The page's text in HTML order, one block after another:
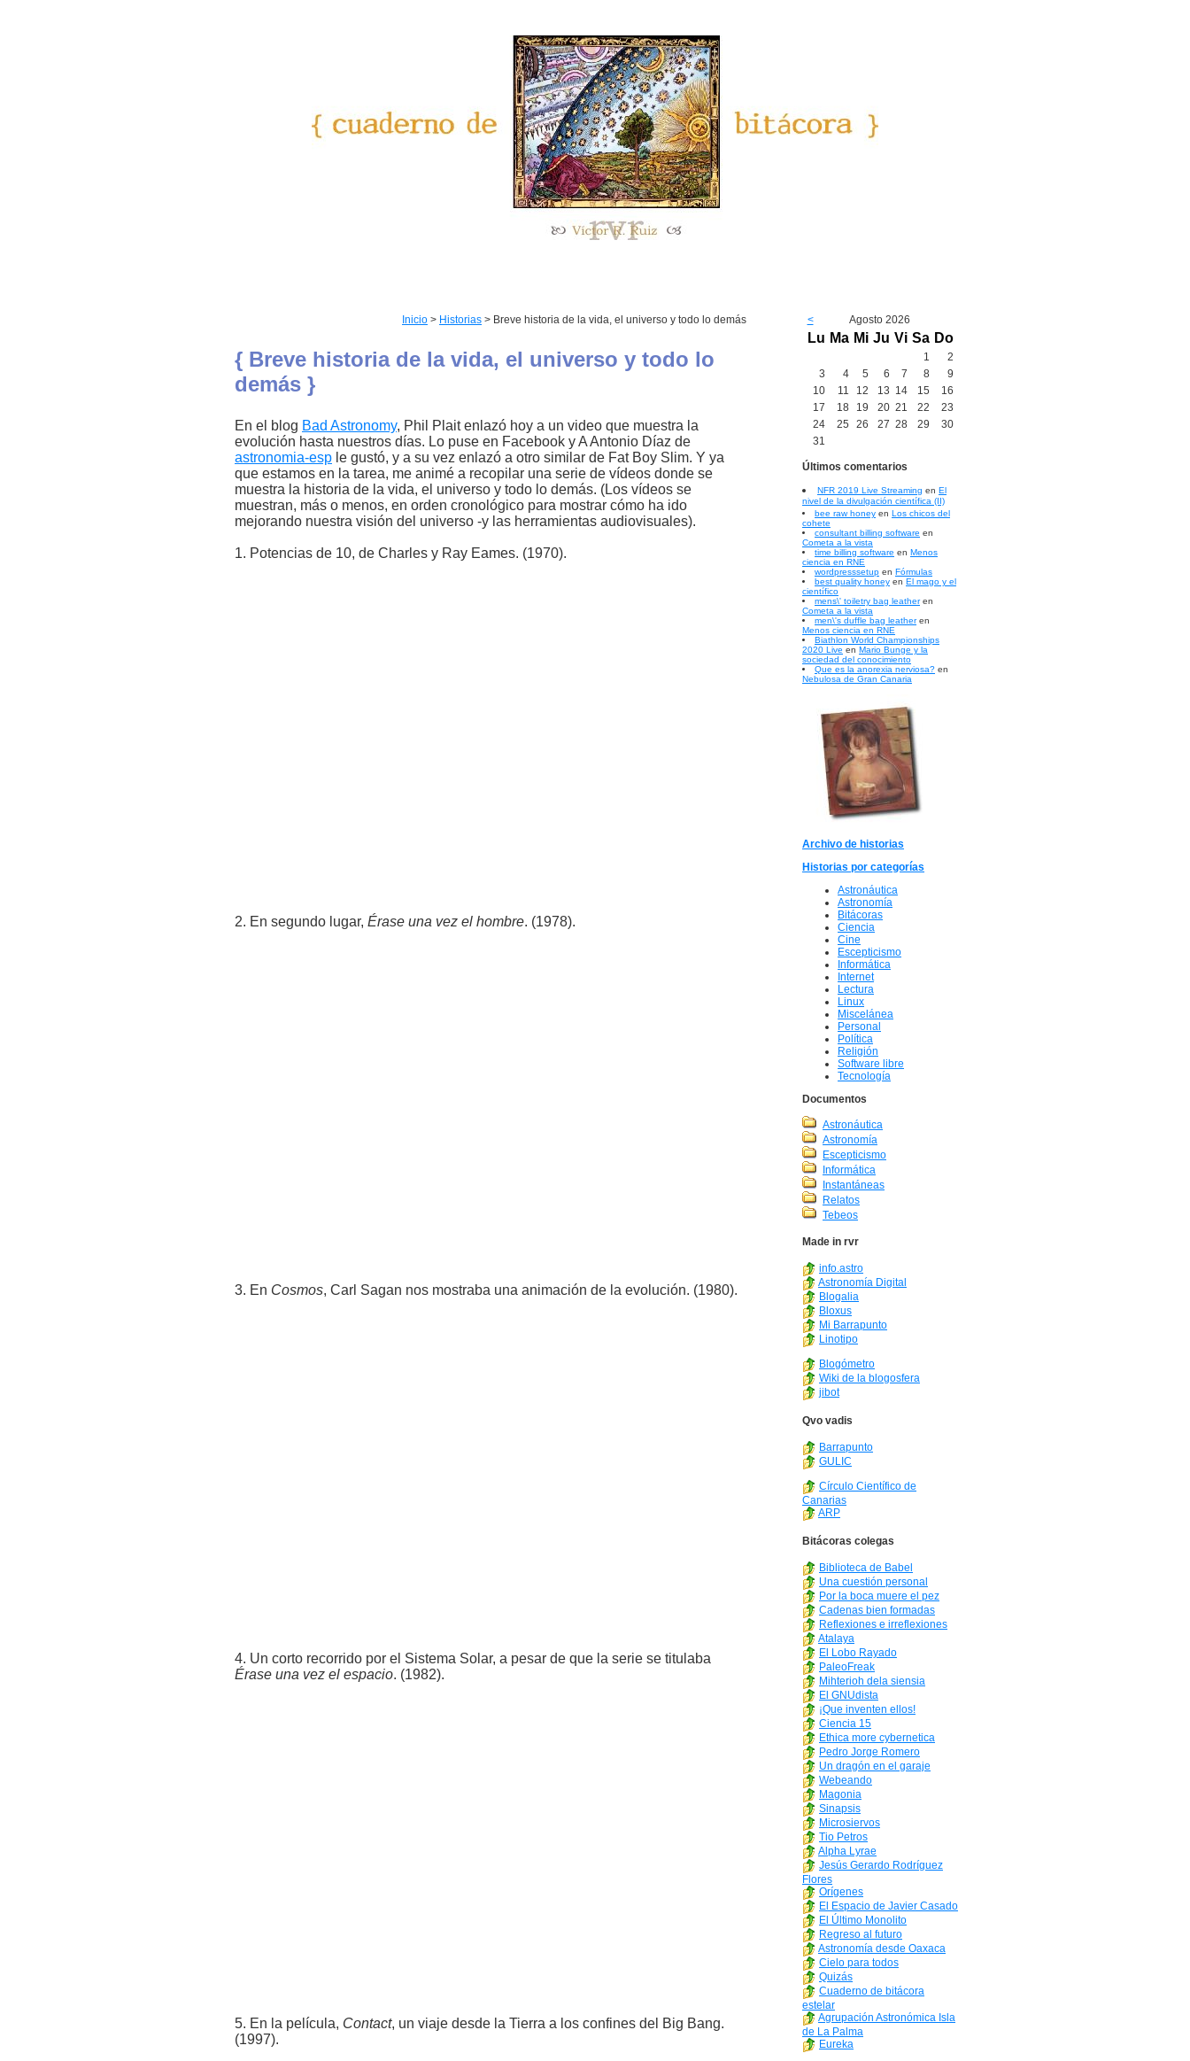
Inicio > Historias > Breve historia de la vida, el universo y todo lo demás
{ Breve historia de la vida, el universo y todo lo
demás }
En el blog Bad Astronomy, Phil Plait enlazó hoy a un video que muestra la
evolución hasta nuestros días. Lo puse en Facebook y A Antonio Díaz de
astronomia-esp le gustó, y a su vez enlazó a otro similar de Fat Boy Slim. Y ya
que estamos en la tarea, me animé a recopilar una serie de vídeos donde se
muestra la historia de la vida, el universo y todo lo demás. (Los vídeos se
muestran, más o menos, en orden cronológico para mostrar cómo ha ido
mejorando nuestra visión del universo -y las herramientas audiovisuales).
1. Potencias de 10, de Charles y Ray Eames. (1970).
2. En segundo lugar, Érase una vez el hombre. (1978).
3. En Cosmos, Carl Sagan nos mostraba una animación de la evolución. (1980).
4. Un corto recorrido por el Sistema Solar, a pesar de que la serie se titulaba
Érase una vez el espacio. (1982).
5. En la película, Contact, un viaje desde la Tierra a los confines del Big Bang.
(1997).
< Agosto 2026
Lu Ma Mi Ju Vi Sa Do
1
2
3
4 5 6 7 8
9
10
11 12 13 14 15
16
17
18 19 20 21 22
23
24
25 26 27 28 29
30
31
Últimos comentarios
NFR 2019 Live Streaming en El
nivel de la divulgación científica (II)
bee raw honey en Los chicos del
cohete
consultant billing software en
Cometa a la vista
time billing software en Menos
ciencia en RNE
wordpresssetup en Fórmulas
best quality honey en El mago y el
científico
mens\' toiletry bag leatheren
Cometa a la vista
men\'s duffle bag leatheren
Menos ciencia en RNE
Biathlon World Championships
2020 Live en Mario Bunge y la
sociedad del conocimiento
Que es la anorexia nerviosa? en
Nebulosa de Gran Canaria
Archivo de historias
Historias por categorías
Astronáutica
Astronomía
Bitácoras
Ciencia
Cine
Escepticismo
Informática
Internet
Lectura
Linux
Miscelánea
Personal
Política
Religión
Software libre
Tecnología
Documentos
Astronáutica
Astronomía
Escepticismo
Informática
Instantáneas
Relatos
Tebeos
Made in rvr
info.astro
Astronomía Digital
Blogalia
Bloxus
Mi Barrapunto
Linotipo
Blogómetro
Wiki de la blogosfera
jibot
Qvo vadis
Barrapunto
GULIC
Círculo Científico de
Canarias
ARP
Bitácoras colegas
Biblioteca de Babel
Una cuestión personal
Por la boca muere el pez
Cadenas bien formadas
Reflexiones e irreflexiones
Atalaya
El Lobo Rayado
PaleoFreak
Mihterioh dela siensia
El GNUdista
¡Que inventen ellos!
Ciencia 15
Ethica more cybernetica
Pedro Jorge Romero
Un dragón en el garaje
Webeando
Magonia
Sinapsis
Microsiervos
Tio Petros
Alpha Lyrae
Jesús Gerardo Rodríguez
Flores
Orígenes
El Espacio de Javier Casado
El Último Monolito
Regreso al futuro
Astronomía desde Oaxaca
Cielo para todos
Quizás
Cuaderno de bitácora
estelar
Agrupación Astronómica Isla
de La Palma
Eureka